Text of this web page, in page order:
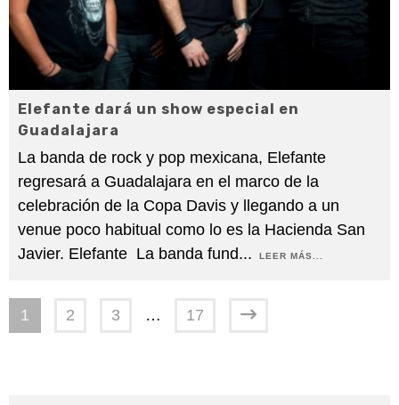
Elefante dará un show especial en
Guadalajara
La banda de rock y pop mexicana, Elefante
regresará a Guadalajara en el marco de la
celebración de la Copa Davis y llegando a un
venue poco habitual como lo es la Hacienda San
Javier. Elefante La banda fund... LEER MÁS...
1 2 3 … 17